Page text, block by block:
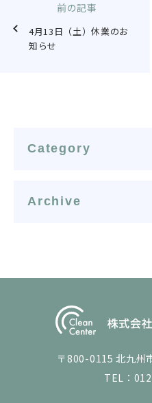
Category
Archive
前の記事
4月13日（土）休業のお
知らせ
〒800-0115 北九州
TEL：